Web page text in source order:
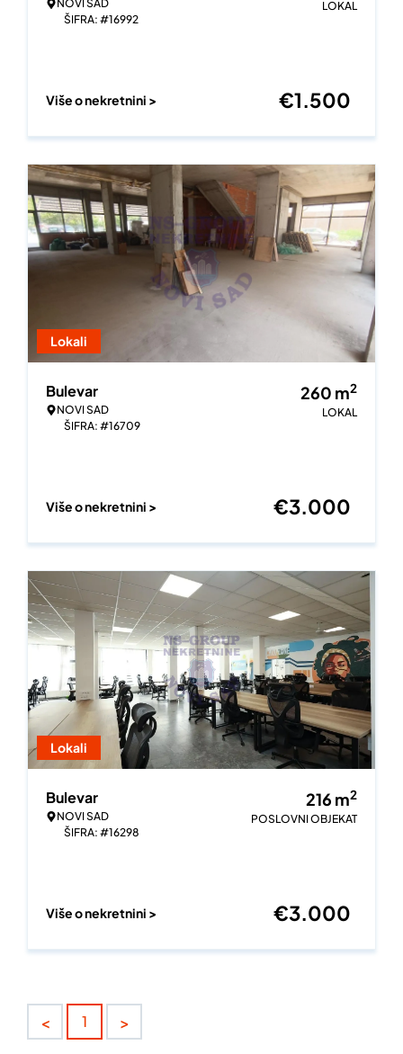
NOVI SAD
ŠIFRA: #16992
LOKAL
Više o nekretnini > €1.500
Lokali
Bulevar
NOVI SAD
ŠIFRA: #16709
260 m2
LOKAL
Više o nekretnini > €3.000
Lokali
Bulevar
NOVI SAD
ŠIFRA: #16298
216 m2
POSLOVNI OBJEKAT
Više o nekretnini > €3.000
< 1 >